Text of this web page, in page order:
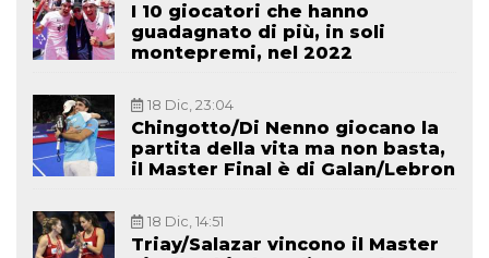
I 10 giocatori che hanno
guadagnato di più, in soli
montepremi, nel 2022
18 Dic, 23:04
Chingotto/Di Nenno giocano la
partita della vita ma non basta,
il Master Final è di Galan/Lebron
18 Dic, 14:51
Triay/Salazar vincono il Master